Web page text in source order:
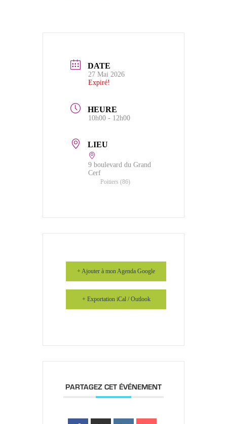
DATE
27 Mai 2026
Expiré!
HEURE
10h00 - 12h00
LIEU
9 boulevard du Grand
Cerf
Poitiers (86)
+ Ajouter à mon Agenda Google
+ Exportation iCal / Outlook
PARTAGEZ CET ÉVÉNEMENT